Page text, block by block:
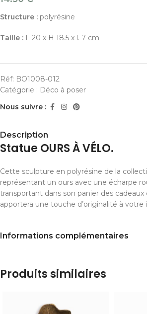
Structure : polyrésine
Taille : L 20 x H 18.5 x l. 7 cm
Réf: BO1008-012
Catégorie : Déco à poser
Nous suivre :
Description
Statue OURS À VÉLO.
Cette sculpture en polyrésine de la
représentant un ours avec une écharpe
transportant dans son panier des
apportera une touche d’originalité à votre
Informations complémentaires
Produits similaires